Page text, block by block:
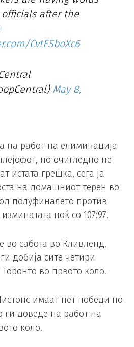
after the
CvtESboXc6
May 8,
на работ на елиминација
но очигледно не
истата грешка, сега ја
на домашниот терен во
полуфиналето против
ноќ со 107:97.
во сабота во Кливленд,
добија сите четири
во првото коло.
имаат пет победи по
ги доведе на работ на
коло.